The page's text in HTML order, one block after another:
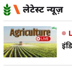
लेटेस्ट न्यूज़